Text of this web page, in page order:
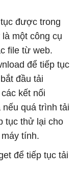
được trong
một công cụ
file từ web.
để tiếp tục
đầu tải
kết nối
nếu quá trình tải
tục thử lại cho
tính.
để tiếp tục tải